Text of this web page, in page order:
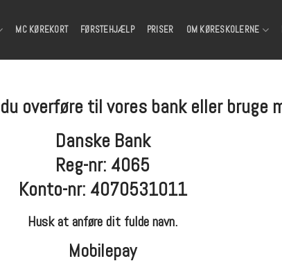
MC KØREKORT FØRSTEHJÆLP PRISER OM KØRESKOLERNE
overføre til vores bank eller bruge
Danske Bank
Reg-nr: 4065
Konto-nr: 4070531011
Husk at anføre dit fulde navn.
Mobilepay